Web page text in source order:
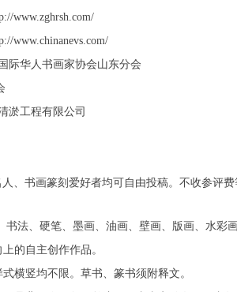
www.zghrsh.com/
www.chinanevs.com/
际华人书画家协会山东分会
淤工程有限公司
、书画篆刻爱好者均可自由投稿。不收参评
书法、硬笔、墨画、油画、壁画、版画、水彩
的自主创作作品。
式横竖均不限。草书、篆书须附释文。